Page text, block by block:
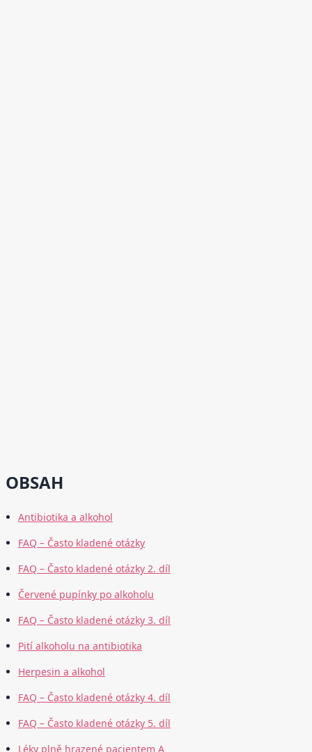
OBSAH
Antibiotika a alkohol
FAQ – Často kladené otázky
FAQ – Často kladené otázky 2. díl
Červené pupínky po alkoholu
FAQ – Často kladené otázky 3. díl
Pití alkoholu na antibiotika
Herpesin a alkohol
FAQ – Často kladené otázky 4. díl
FAQ – Často kladené otázky 5. díl
Léky plně hrazené pacientem A